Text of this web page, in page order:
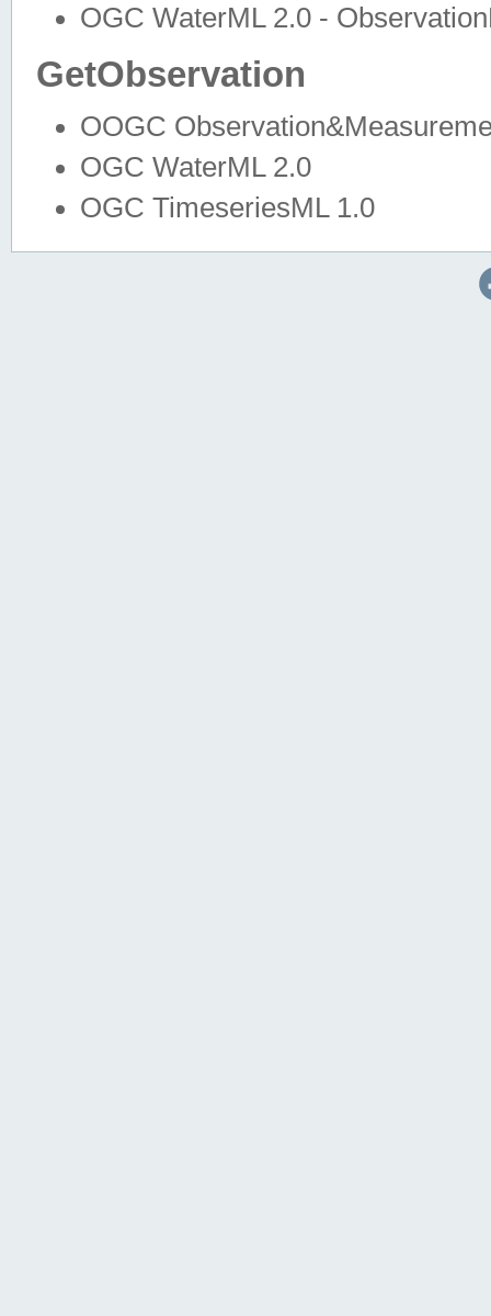
OGC WaterML 2.0 -
GetObservation
OOGC
OGC WaterML 2.0
OGC TimeseriesML 1.0